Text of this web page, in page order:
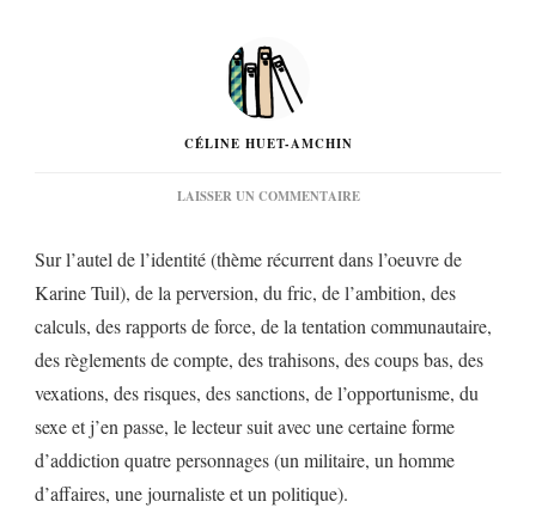
CÉLINE HUET-AMCHIN
LAISSER UN COMMENTAIRESUR
KARINE
Sur l’autel de l’identité (thème récurrent dans l’oeuvre de
Karine Tuil), de la perversion, du fric, de l’ambition, des
calculs, des rapports de force, de la tentation communautaire,
des règlements de compte, des trahisons, des coups bas, des
vexations, des risques, des sanctions, de l’opportunisme, du
sexe et j’en passe, le lecteur suit avec une certaine forme
d’addiction quatre personnages (un militaire, un homme
d’affaires, une journaliste et un politique).